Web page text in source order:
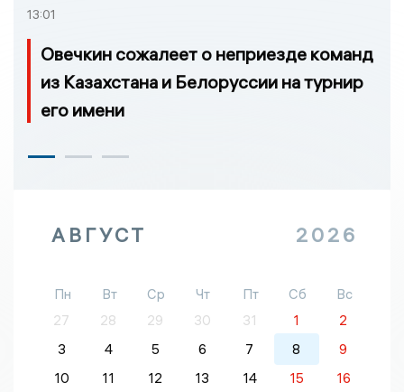
13:01
Овечкин сожалеет о неприезде команд
из Казахстана и Белоруссии на турнир
его имени
АВГУСТ 2026
Пн Вт Ср Чт Пт Сб
Вс
27
28 29 30 31 1
2
3
4 5 6 7 8
9
10
11 12 13 14 15 16